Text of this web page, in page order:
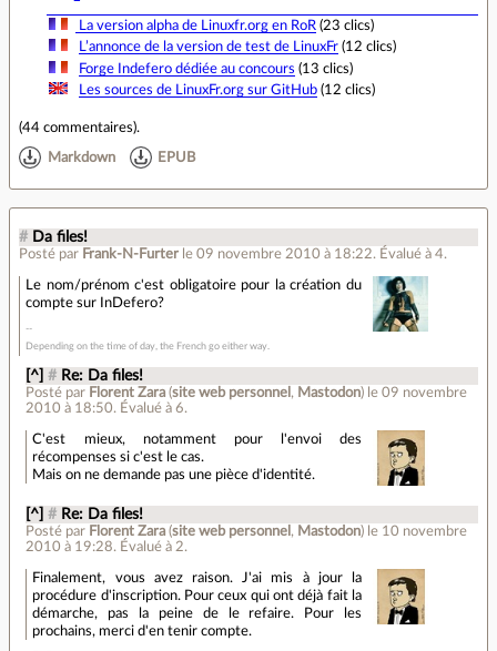
La version alpha de Linuxfr.org en RoR(23 clics)
L’annonce de la version de test de LinuxFr(12 clics)
Forge Indefero dédiée au concours (13 clics)
Les sources de LinuxFr.org sur GitHub(12 clics)
(44 commentaires).
Markdown EPUB
# Da files!
Posté par Frank-N-Furter le 09 novembre 2010 à 18:22. Évalué à 4.
Le nom/prénom c'est obligatoire pour la création du
compte sur InDefero?
Depending on the time of day, the French go either way.
[^] # Re: Da files!
Posté par Florent Zara (site web personnel , Mastodon) le 09 novembre
2010 à 18:50. Évalué à6.
C'est mieux, notamment pour l'envoi des
récompenses si c'est le cas.
Mais on ne demande pas une pièce d'identité.
[^] # Re: Da files!
Posté par Florent Zara (site web personnel , Mastodon) le 10 novembre
2010 à 19:28. Évalué à 2.
Finalement, vous avez raison. J'ai mis à jour la
procédure d'inscription. Pour ceux qui ont déjà fait la
démarche, pas la peine de le refaire. Pour les
prochains, merci d'en tenir compte.